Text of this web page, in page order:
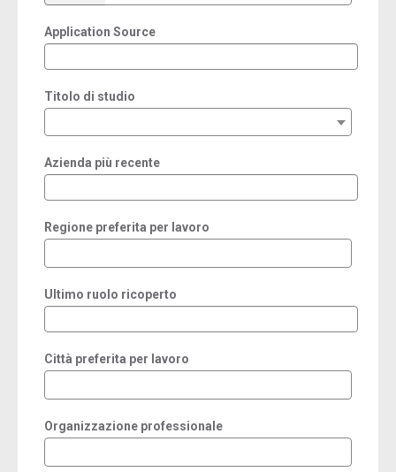
Application Source
Titolo di studio
Azienda più recente
Regione preferita per lavoro
Ultimo ruolo ricoperto
Città preferita per lavoro
Organizzazione professionale